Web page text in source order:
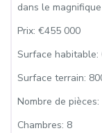
dans le
Prix: €455 000
Surface habitable:
Surface terrain:
Nombre de pièces:
Chambres: 8